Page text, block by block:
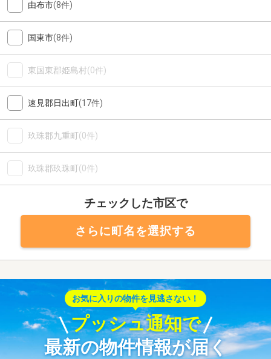
由布市(8件)
国東市(8件)
東国東郡姫島村(0件)
速見郡日出町(17件)
玖珠郡九重町(0件)
玖珠郡玖珠町(0件)
チェックした市区で
さらに町名を選択する
お気に入りの物件を見逃さない！
プッシュ通知で
最新の物件情報が届く